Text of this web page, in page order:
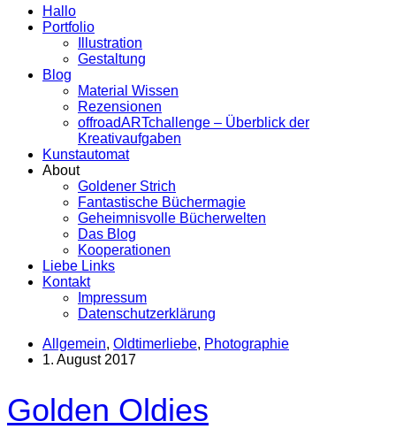
Hallo
Portfolio
Illustration
Gestaltung
Blog
Material Wissen
Rezensionen
offroadARTchallenge – Überblick der
Kreativaufgaben
Kunstautomat
About
Goldener Strich
Fantastische Büchermagie
Geheimnisvolle Bücherwelten
Das Blog
Kooperationen
Liebe Links
Kontakt
Impressum
Datenschutzerklärung
Allgemein, Oldtimerliebe, Photographie
1. August 2017
Golden Oldies